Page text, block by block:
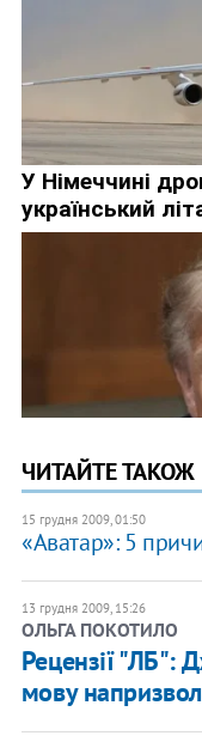
ЧИТАЙТЕ ТАКОЖ
15 грудня 2009, 01:50
«Аватар»: 5
13 грудня 2009, 15:26
ОЛЬГА ПОКОТИЛО
Рецензії "ЛБ":
мову